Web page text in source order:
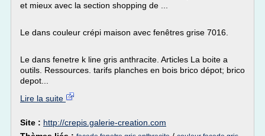
et mieux avec la section shopping de ...
Le dans couleur crépi maison avec fenêtres grise 7016.
Le dans fenetre k line gris anthracite. Articles La boite a
outils. Ressources. tarifs planches en bois brico dépot; brico
depot...
Lire la suite
Site : http://crepis.galerie-creation.com